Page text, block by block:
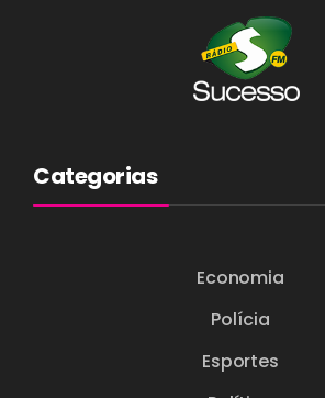
Categorias
Economia
Polícia
Esportes